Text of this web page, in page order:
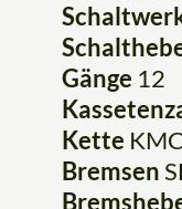
Gänge 12
Kette
Bremsen